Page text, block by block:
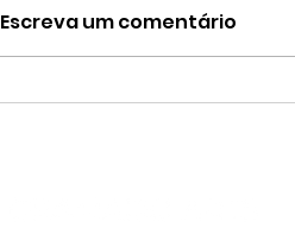
RICARDO VERAS |
Escreva um comentário